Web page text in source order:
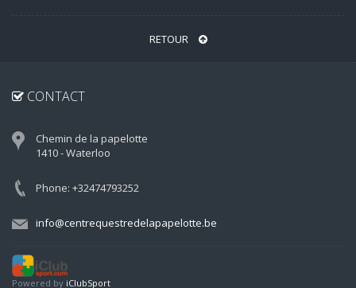
RETOUR
CONTACT
Chemin de la papelotte
1410 - Waterloo
Phone: +32474793252
info@centrequestredelapapelotte.be
Powered by iClubSport